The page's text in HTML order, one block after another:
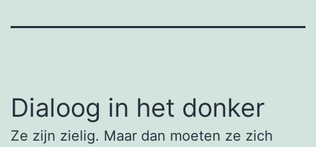
Dialoog in het donker
Ze zijn zielig. Maar dan moeten ze zich